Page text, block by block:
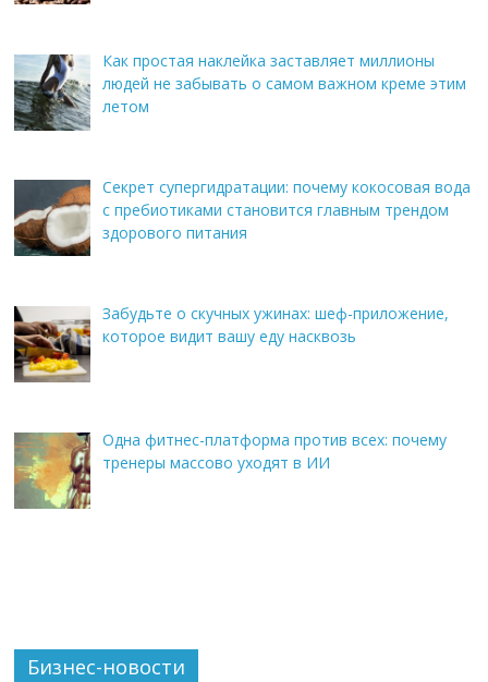
Как простая наклейка заставляет миллионы
людей не забывать о самом важном креме этим
летом
Секрет супергидратации: почему кокосовая вода
с пребиотиками становится главным трендом
здорового питания
Забудьте о скучных ужинах: шеф-приложение,
которое видит вашу еду насквозь
Одна фитнес-платформа против всех: почему
тренеры массово уходят в ИИ
Бизнес-новости